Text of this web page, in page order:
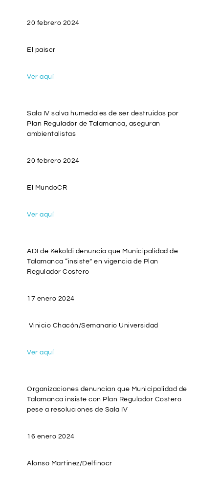
20 febrero 2024
El paiscr
Ver aquí
Sala IV salva humedales de ser destruidos por
Plan Regulador de Talamanca, aseguran
ambientalistas
20 febrero 2024
El MundoCR
Ver aquí
ADI de Këkoldi denuncia que Municipalidad de
Talamanca “insiste” en vigencia de Plan
Regulador Costero
17 enero 2024
Vinicio Chacón/Semanario Universidad
Ver aquí
Organizaciones denuncian que Municipalidad de
Talamanca insiste con Plan Regulador Costero
pese a resoluciones de Sala IV
16 enero 2024
Alonso Martinez/Delfinocr